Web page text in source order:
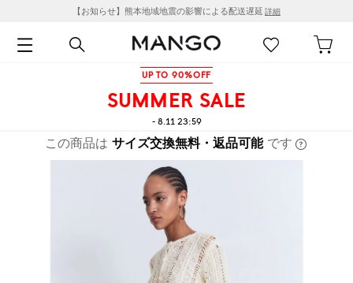
【お知らせ】熊本地域地震の影響による配送遅延 詳細
UP TO 90%OFF
SUMMER SALE
- 8.11 23:59
この商品は サイズ交換無料・返品可能 です